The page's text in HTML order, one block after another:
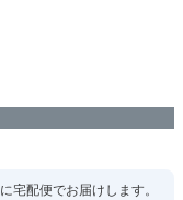
に宅配便でお届けします。